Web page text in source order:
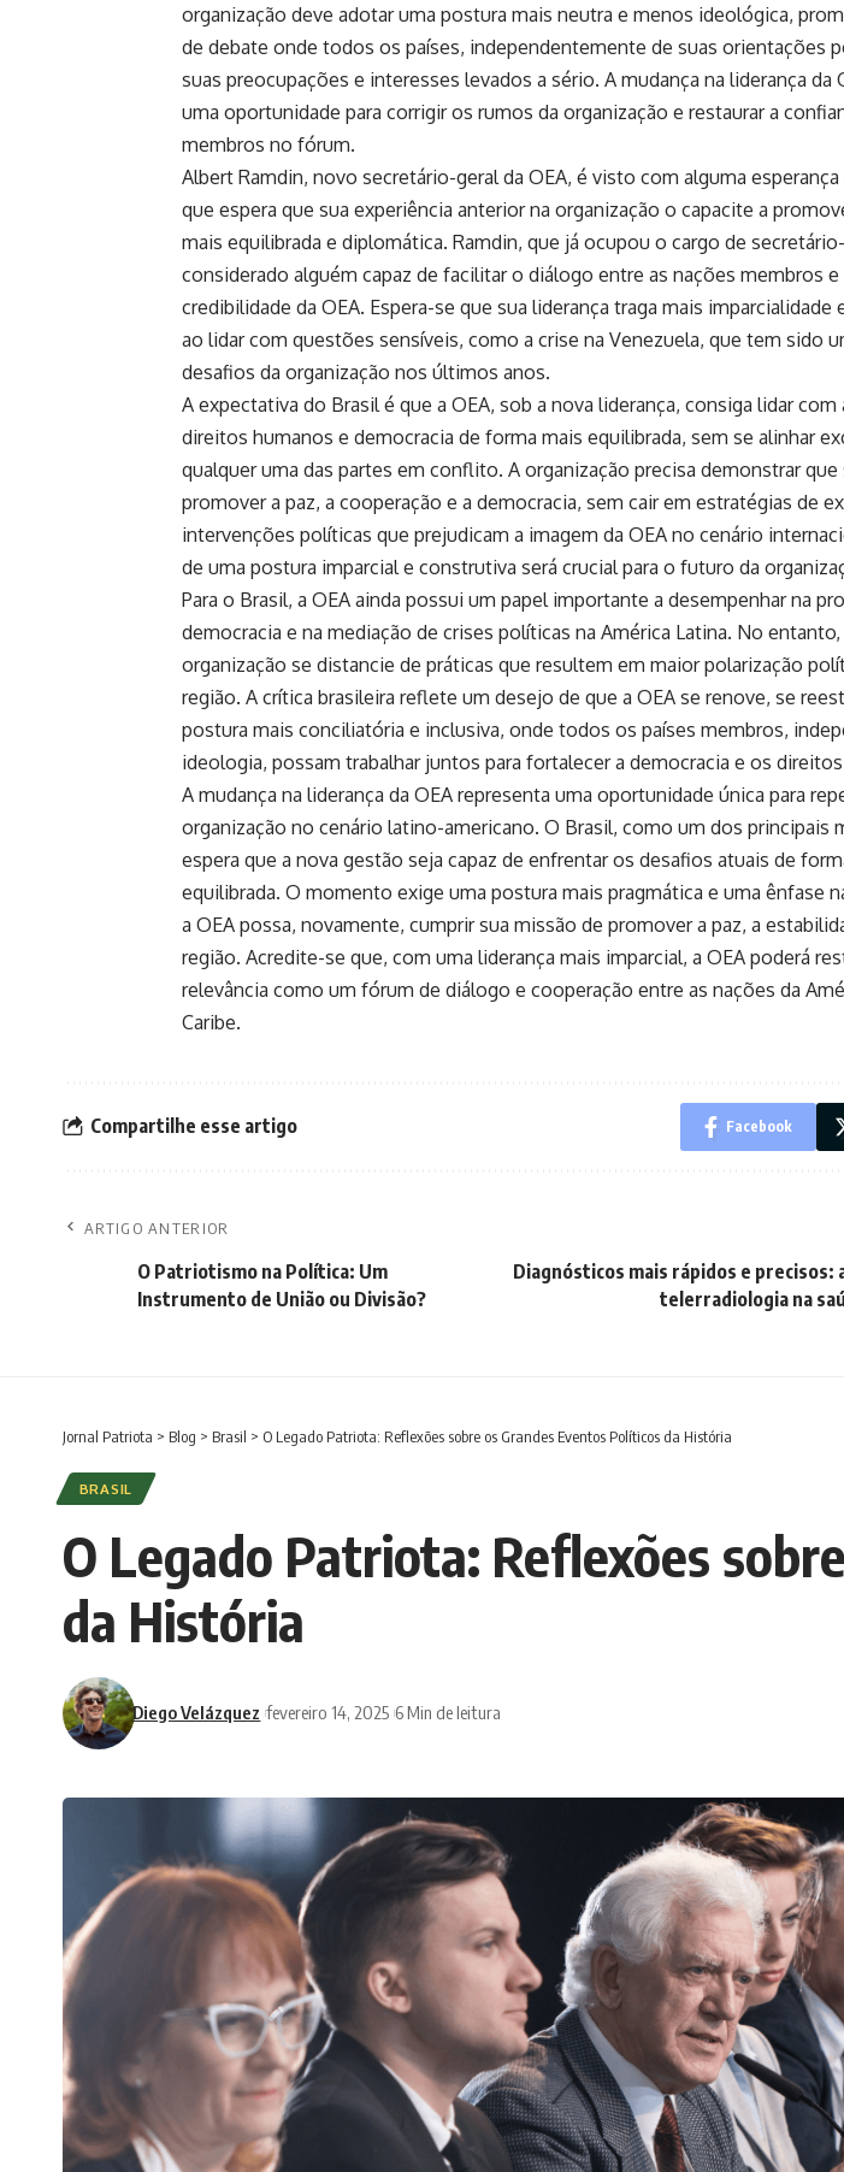
organização deve adotar uma postura mais neutra e menos ideológica,
de debate onde todos os países, independentemente de suas orientações
suas preocupações e interesses levados a sério. A mudança na liderança da
uma oportunidade para corrigir os rumos da organização e restaurar a
membros no fórum.
Albert Ramdin, novo secretário-geral da OEA, é visto com alguma
que espera que sua experiência anterior na organização o capacite a
mais equilibrada e diplomática. Ramdin, que já ocupou o cargo de
considerado alguém capaz de facilitar o diálogo entre as nações membros e
credibilidade da OEA. Espera-se que sua liderança traga mais imparcialidade
ao lidar com questões sensíveis, como a crise na Venezuela, que tem sido
desafios da organização nos últimos anos.
A expectativa do Brasil é que a OEA, sob a nova liderança, consiga lidar
direitos humanos e democracia de forma mais equilibrada, sem se alinhar
qualquer uma das partes em conflito. A organização precisa demonstrar
promover a paz, a cooperação e a democracia, sem cair em estratégias de
intervenções políticas que prejudicam a imagem da OEA no cenário
de uma postura imparcial e construtiva será crucial para o futuro da
Para o Brasil, a OEA ainda possui um papel importante a desempenhar na
democracia e na mediação de crises políticas na América Latina. No
organização se distancie de práticas que resultem em maior polarização
região. A crítica brasileira reflete um desejo de que a OEA se renove, se
postura mais conciliatória e inclusiva, onde todos os países membros,
ideologia, possam trabalhar juntos para fortalecer a democracia e os
A mudança na liderança da OEA representa uma oportunidade única para
organização no cenário latino-americano. O Brasil, como um dos principais
espera que a nova gestão seja capaz de enfrentar os desafios atuais de
equilibrada. O momento exige uma postura mais pragmática e uma ênfase
a OEA possa, novamente, cumprir sua missão de promover a paz, a
região. Acredite-se que, com uma liderança mais imparcial, a OEA poderá
relevância como um fórum de diálogo e cooperação entre as nações da
Caribe.
Compartilhe esse artigo Facebook
ARTIGO ANTERIOR
O Patriotismo na Política: Um
Instrumento de União ou Divisão?
Diagnósticos mais rápidos e precisos:
telerradiologia na
Jornal Patriota > Blog > Brasil > O Legado Patriota: Reflexões sobre os Grandes Eventos Políticos da História
BRASIL
O Legado Patriota: Reflexões
da História
Diego Velázquez fevereiro 14, 2025 6 Min de leitura